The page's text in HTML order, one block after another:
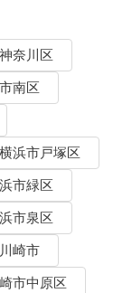
奈川区
南区
横浜市戸塚区
市緑区
市泉区
川崎市
市中原区